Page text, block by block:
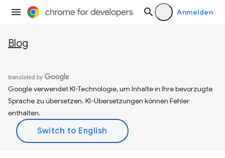
Anmelden
Blog
Google verwendet KI-Technologie, um Inhalte in Ihre bevorzugte
Sprache zu übersetzen. KI-Übersetzungen können Fehler
enthalten.